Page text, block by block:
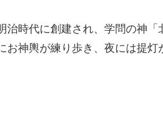
治時代に創建され、学問の神「
お神輿が練り歩き、夜には提灯